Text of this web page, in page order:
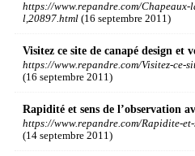
https://www.repandre.com/Chapeaux-
l,20897.html (16 septembre 2011)
Visitez ce site de canapé design et
https://www.repandre.com/Visitez-ce-
(16 septembre 2011)
Rapidité et sens de l’observation
https://www.repandre.com/Rapidite-
(14 septembre 2011)